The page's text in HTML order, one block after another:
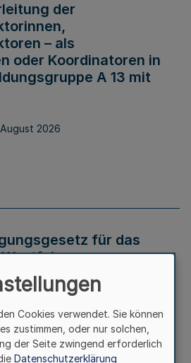
der
– als
oder Koordinatoren in
A 13 mit
2026
für das
-
2016
Cookies verwendet. Sie können
zustimmen, oder nur solchen,
der Seite zwingend erforderlich
Datenschutzerklärung